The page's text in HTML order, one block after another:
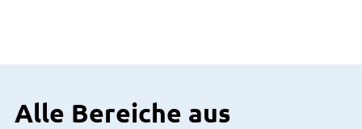
Alle Bereiche aus